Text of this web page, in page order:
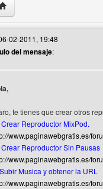
sitio web del autor:
del usuario
02-2011, 19:48
del mensaje:
te tienes que crear otros
Crear Reproductor MixPod.
www.paginawebgratis.es/
Crear Reproductor Sin Pausas
www.paginawebgratis.es/
Subir Musica y obtener la URL
www.paginawebgratis.es/